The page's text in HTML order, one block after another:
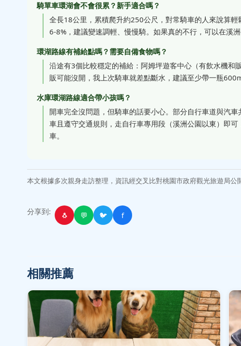
騎單車環湖會不會很累？新手適合嗎？
全長18公里，累積爬升約250公尺，對常騎車的人來說算
6-8%，建議變速調輕、慢慢騎。如果真的不行，可以在溪
環湖路線有補給點嗎？需要自備食物嗎？
沿途有3個比較穩定的補給：阿姆坪遊客中心（有飲水機
販可能沒開，我上次騎車就差點斷水，建議至少帶一瓶
水庫環湖路線適合帶小孩嗎？
開車完全沒問題，但騎車的話要小心。部分自行車道與汽
車且遵守交通規則，走自行車專用段（溪洲公園以東）即
車。
本文根據多次親身走訪整理，資訊經交叉比對桃園市政府觀光旅遊局公
分享到: 🐧 💬 🐦 f
相關推薦